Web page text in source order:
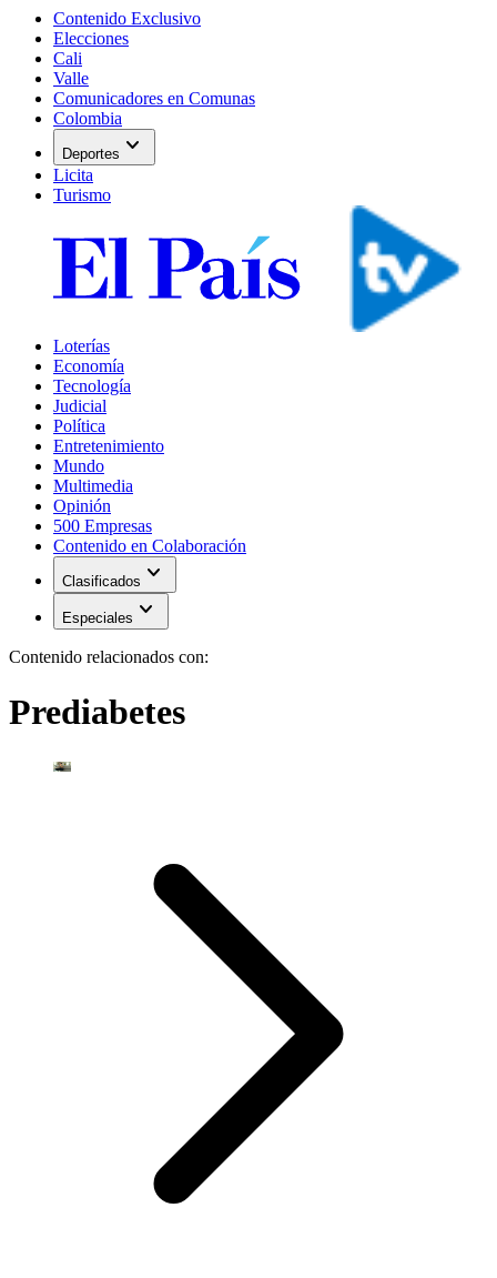
Contenido Exclusivo
Elecciones
Cali
Valle
Comunicadores en Comunas
Colombia
Deportes expand_more
Licita
Turismo
Loterías
Economía
Tecnología
Judicial
Política
Entretenimiento
Mundo
Multimedia
Opinión
500 Empresas
Contenido en Colaboración
Clasificados expand_more
Especiales expand_more
Contenido relacionados con:
Prediabetes